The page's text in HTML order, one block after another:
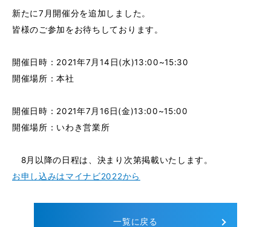
新たに7月開催分を追加しました。
皆様のご参加をお待ちしております。
開催日時：2021年7月14日(水)13:00~15:30
開催場所：本社
開催日時：2021年7月16日(金)13:00~15:00
開催場所：いわき営業所
8月以降の日程は、決まり次第掲載いたします。
お申し込みはマイナビ2022から
一覧に戻る